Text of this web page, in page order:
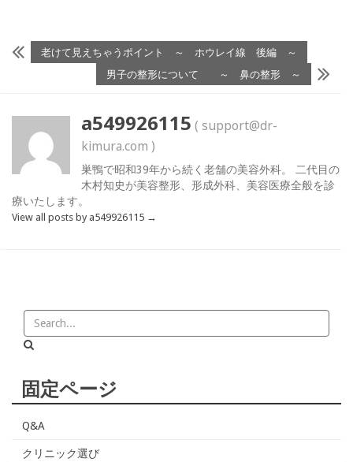
老けて見えちゃうポイント ～ ホウレイ線 後編 ～
男子の整形について ～ 鼻の整形 ～
a549926115 ( support@dr-
kimura.com )
巣鴨で昭和39年から続く老舗の美容外科。 二代目の
木村知史が美容整形、形成外科、美容医療全般を診
療いたします。
View all posts by a549926115 →
固定ページ
Q&A
クリニック選び